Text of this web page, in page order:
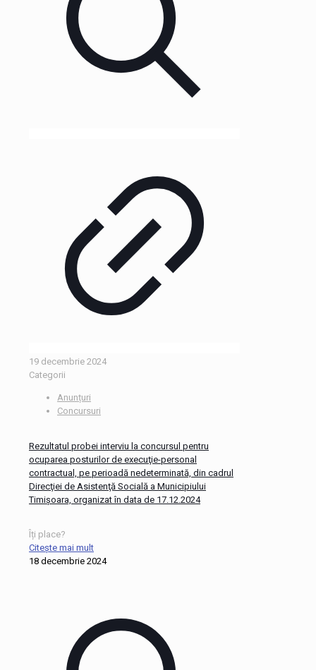
19 decembrie 2024
Categorii
Anunțuri
Concursuri
Rezultatul probei interviu la concursul pentru
ocuparea posturilor de execuţie-personal
contractual, pe perioadă nedeterminată, din cadrul
Direcţiei de Asistenţă Socială a Municipiului
Timişoara, organizat în data de 17.12.2024
Îți place?
Citește mai mult
18 decembrie 2024